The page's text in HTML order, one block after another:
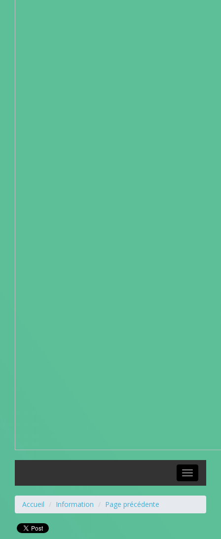
Toggle
navigation
Accueil Information Page précédente